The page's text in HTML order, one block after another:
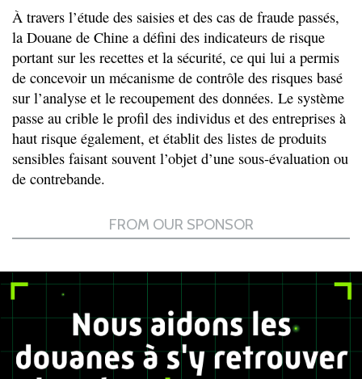
À travers l’étude des saisies et des cas de fraude passés,
la Douane de Chine a défini des indicateurs de risque
portant sur les recettes et la sécurité, ce qui lui a permis
de concevoir un mécanisme de contrôle des risques basé
sur l’analyse et le recoupement des données. Le système
passe au crible le profil des individus et des entreprises à
haut risque également, et établit des listes de produits
sensibles faisant souvent l’objet d’une sous-évaluation ou
de contrebande.